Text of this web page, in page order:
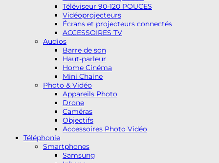
Téléviseur 90-120 POUCES
Vidéoprojecteurs
Écrans et projecteurs connectés
ACCESSOIRES TV
Audios
Barre de son
Haut-parleur
Home Cinéma
Mini Chaine
Photo & Vidéo
Appareils Photo
Drone
Caméras
Objectifs
Accessoires Photo Vidéo
Téléphonie
Smartphones
Samsung